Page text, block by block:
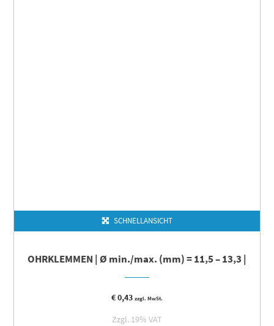
SCHNELLANSICHT
OHRKLEMMEN | Ø min./max. (mm) = 11,5 – 13,3 |
€0,43 zzgl. MwSt.
Zzgl. 19% VAT